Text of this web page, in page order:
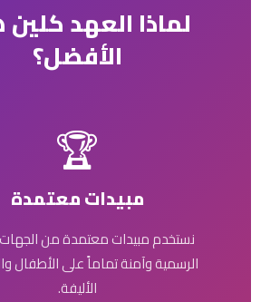
لماذا العهد
الأفضل؟
🏆
مبيدات معتمدة
نستخدم مبيدات معتمدة من
الرسمية وآمنة تماماً على الأطفال
الأليفة.